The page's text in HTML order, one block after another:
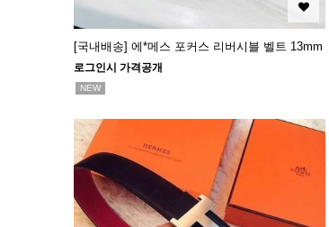
[국내배송] 에*메스 포커스 리버시블 벨트 13mm
로그인시 가격공개
NEW